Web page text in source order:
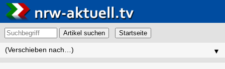
Artikel suchen
▼